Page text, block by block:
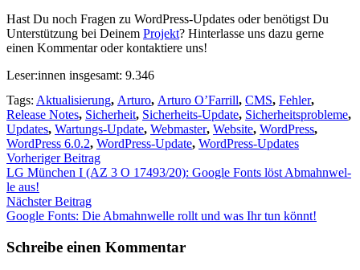
Hast Du noch Fra­gen zu Word­Press-Updates oder benö­tigst Du
Unter­stüt­zung bei Dei­nem Pro­jekt? Hin­ter­las­se uns dazu ger­ne
einen Kom­men­tar oder kon­tak­tie­re uns!
Leser:innen ins­ge­samt: 9.346
Tags: Aktualisierung, Arturo, Arturo O’Farrill, CMS, Fehler,
Release Notes, Sicherheit, Sicherheits-Update, Sicherheitsprobleme,
Updates, Wartungs-Update, Webmaster, Website, WordPress,
WordPress 6.0.2, WordPress-Update, WordPress-Updates
Vorheriger Beitrag
LG Mün­chen I (AZ 3 O 17493/20): Goog­le Fonts löst Abmahn­wel­
le aus!
Nächster Beitrag
Goog­le Fonts: Die Abmahn­wel­le rollt und was Ihr tun könnt!
Schreibe einen Kommentar